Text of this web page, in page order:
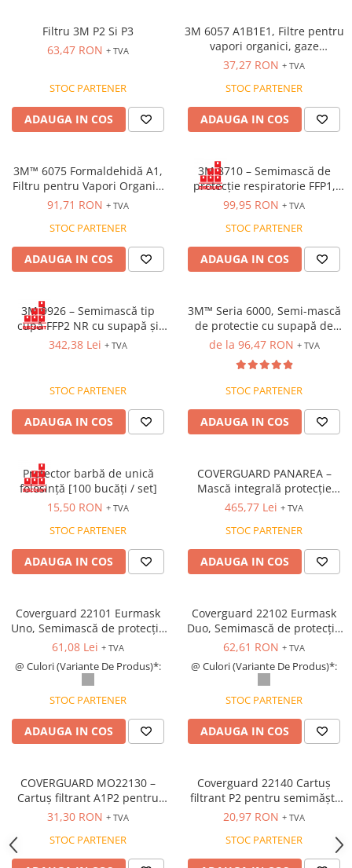
Halate | Sorturi Antichimice |
Multirisc
Îmbrăcăminte IGNIFUGĂ (ANTI-
FLACĂRĂ)
Cagule | Capisoane Ignifuge
Costume | Combinezoane Ignifuge
Jachete| Bluze Ignifuge
Pantaloni Ignifugi
ÎNCĂLȚĂMINTE
Pantofi
Pantofi outdoor
Pantofi de lucru O2
Pantofi de protecție S1
Pantofi de protecție OB
Pantofi de protecție S1P
Pantofi de protecție S2
Pantofi de protecție S3
Bocanci
Bocanci outdoor
Bocanci de lucru O1
Bocanci de lucru O2
Bocanci de protecție S1
Bocanci de protecție S1P
Bocanci de protecție S3
Cizme
Cizme outdoor
Cizme de lucru O4/O5
Cizme de protecție S3
Cizme de protecție S4
Cizme de protecție S5
Filtru 3M P2 Si P3
63,47 RON + TVA
STOC PARTENER
ADAUGA IN COS
3M 6057 A1B1E1, Filtre pentru
vapori organici, gaze
anorganice și gaze acide,
3M Seria
6000/6500QL/7500/7907 [set 2
bucăți]
37,27 RON + TVA
STOC PARTENER
ADAUGA IN COS
3M™ 6075 Formaldehidă A1,
Filtru pentru Vapori Organici
și Formaldehidă (Compatibil
6000)
91,71 RON + TVA
STOC PARTENER
ADAUGA IN COS
3M 8710 – Semimască de
protecție respiratorie FFP1,
unică folosință [Cutie 20 de
99,95 RON + TVA
STOC PARTENER
ADAUGA IN COS
3M 9926 – Semimască tip
cupă FFP2 NR cu supapă și
strat cu carbon activ [Cutie 10
342,38 Lei + TVA
STOC PARTENER
ADAUGA IN COS
3M™ Seria 6000, Semi-mască
de protectie cu supapă de
expirație Cool Flow
de la 96,47 RON + TVA
STOC PARTENER
ADAUGA IN COS
Protector barbă de unică
folosință [100 bucăți / set]
15,50 RON + TVA
STOC PARTENER
ADAUGA IN COS
COVERGUARD PANAREA –
Mască integrală protecție
respiratorie CLASA 3 EN
465,77 Lei + TVA
STOC PARTENER
ADAUGA IN COS
Coverguard 22101 Eurmask
Uno, Semimască de protecție
respiratorie cu supapă de
61,08 Lei + TVA
@ Culori (Variante De Produs)*:
STOC PARTENER
ADAUGA IN COS
Coverguard 22102 Eurmask
Duo, Semimască de protecție
respiratorie cu 2 filtre și
140:1998
62,61 RON + TVA
@ Culori (Variante De Produs)*:
STOC PARTENER
ADAUGA IN COS
COVERGUARD MO22130 –
Cartuș filtrant A1P2 pentru
semimăști Eurmask UNO și
31,30 RON + TVA
STOC PARTENER
Coverguard 22140 Cartuș
filtrant P2 pentru semimăști
Eurmask Uno și Duo, EN
20,97 RON + TVA
STOC PARTENER